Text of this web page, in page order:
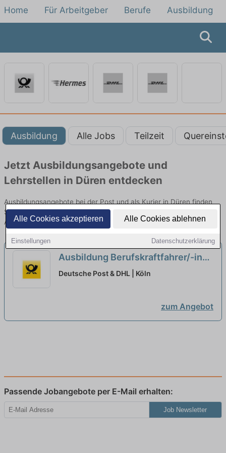
Alle Cookies akzeptieren Alle Cookies ablehnen
Einstellungen Datenschutzerklärung
Home Für Arbeitgeber Berufe Ausbildung
Ausbildung Alle Jobs Teilzeit
Jetzt Ausbildungsangebote und
Lehrstellen in Düren entdecken
Ausbildungsangebote bei der Post und als Kurier in Düren finden
Sie von namhaften Firmen. Entdecken Sie freie Optionen von Top-
Arbeitgebern und bewerben Sie sich noch heute.
Ausbildung Berufskraftfahrer/-in
(m/w/d) in 2026
neu
Deutsche Post & DHL | Köln
zum Angebot
Passende Jobangebote per E-Mail erhalten:
Job Newsletter